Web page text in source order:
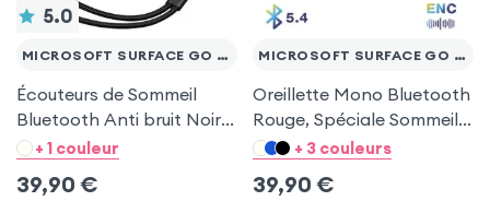
5.0
MICROSOFT SURFACE GO 10.1
Écouteurs de Sommeil
Bluetooth Anti bruit Noir
pour Microsoft Surface
+ 1 couleur
39,90 €
MICROSOFT SURFACE GO 10.1
Oreillette Mono Bluetooth
Rouge, Spéciale Sommeil
pour Microsoft Surface
+ 3 couleurs
39,90 €